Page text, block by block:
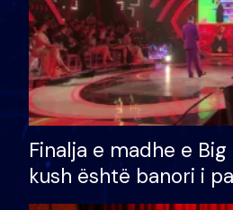
Finalja e madhe e
kush është banori i
shtëpinë dhe humb